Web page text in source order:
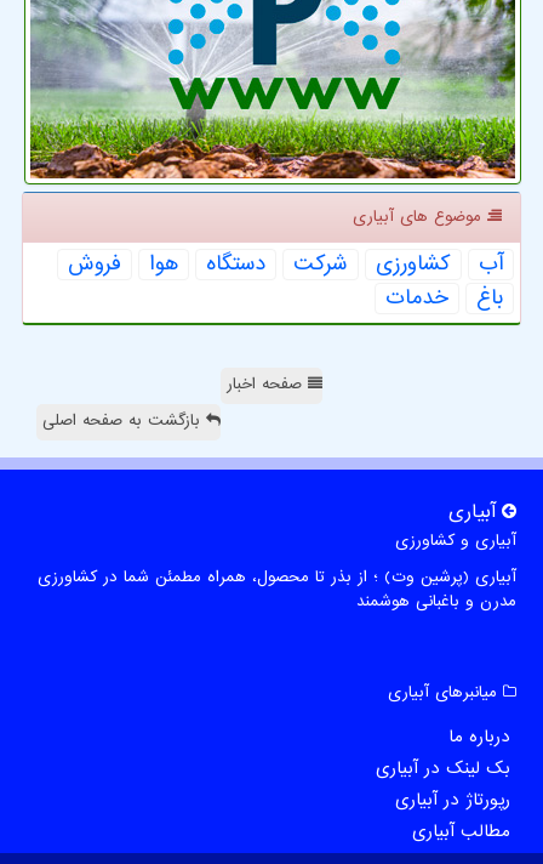
موضوع های آبیاری
آب كشاورزی شركت دستگاه هوا
فروش
باغ
خدمات
صفحه اخبار
بازگشت به صفحه اصلی
آبیاری
آبیاری و کشاورزی
آبیاری (پرشین وت) ؛ از بذر تا محصول، همراه مطمئن شما در کشاورزی
مدرن و باغبانی هوشمند
میانبرهای آبیاری
درباره ما
بک لینک در آبیاری
رپورتاژ در آبیاری
مطالب آبیاری